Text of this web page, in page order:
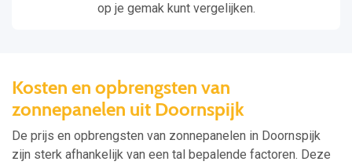
op je gemak kunt vergelijken.
Kosten en opbrengsten van
zonnepanelen uit Doornspijk
De prijs en opbrengsten van zonnepanelen in Doornspijk
zijn sterk afhankelijk van een tal bepalende factoren. Deze